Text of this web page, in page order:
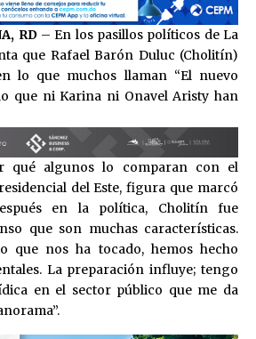
RD– En los pasillos políticos de La
que Rafael Barón Duluc (Cholitín)
lo que muchos llaman “El nuevo
que ni Karina ni Onavel Aristy han
qué algunos lo comparan con el
del Este, figura que marcó
en la política, Cholitín fue
que son muchas características.
que nos ha tocado, hemos hecho
La preparación influye; tengo
en el sector público que me da